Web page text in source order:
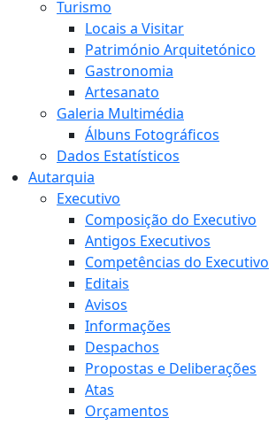
Turismo
Locais a Visitar
Património Arquitetónico
Gastronomia
Artesanato
Galeria Multimédia
Álbuns Fotográficos
Dados Estatísticos
Autarquia
Executivo
Composição do Executivo
Antigos Executivos
Competências do Executivo
Editais
Avisos
Informações
Despachos
Propostas e Deliberações
Atas
Orçamentos